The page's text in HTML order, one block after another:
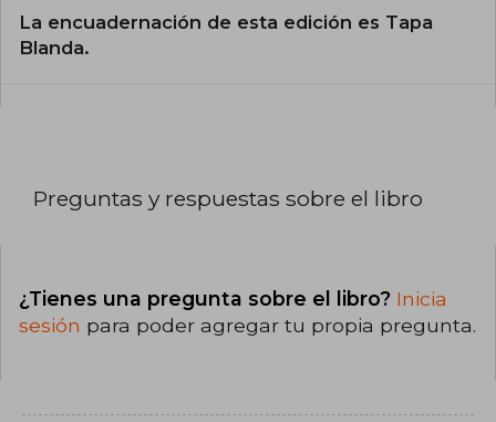
La encuadernación de esta edición es Tapa
Blanda.
Preguntas y respuestas sobre el libro
¿Tienes una pregunta sobre el libro? Inicia
sesión para poder agregar tu propia pregunta.